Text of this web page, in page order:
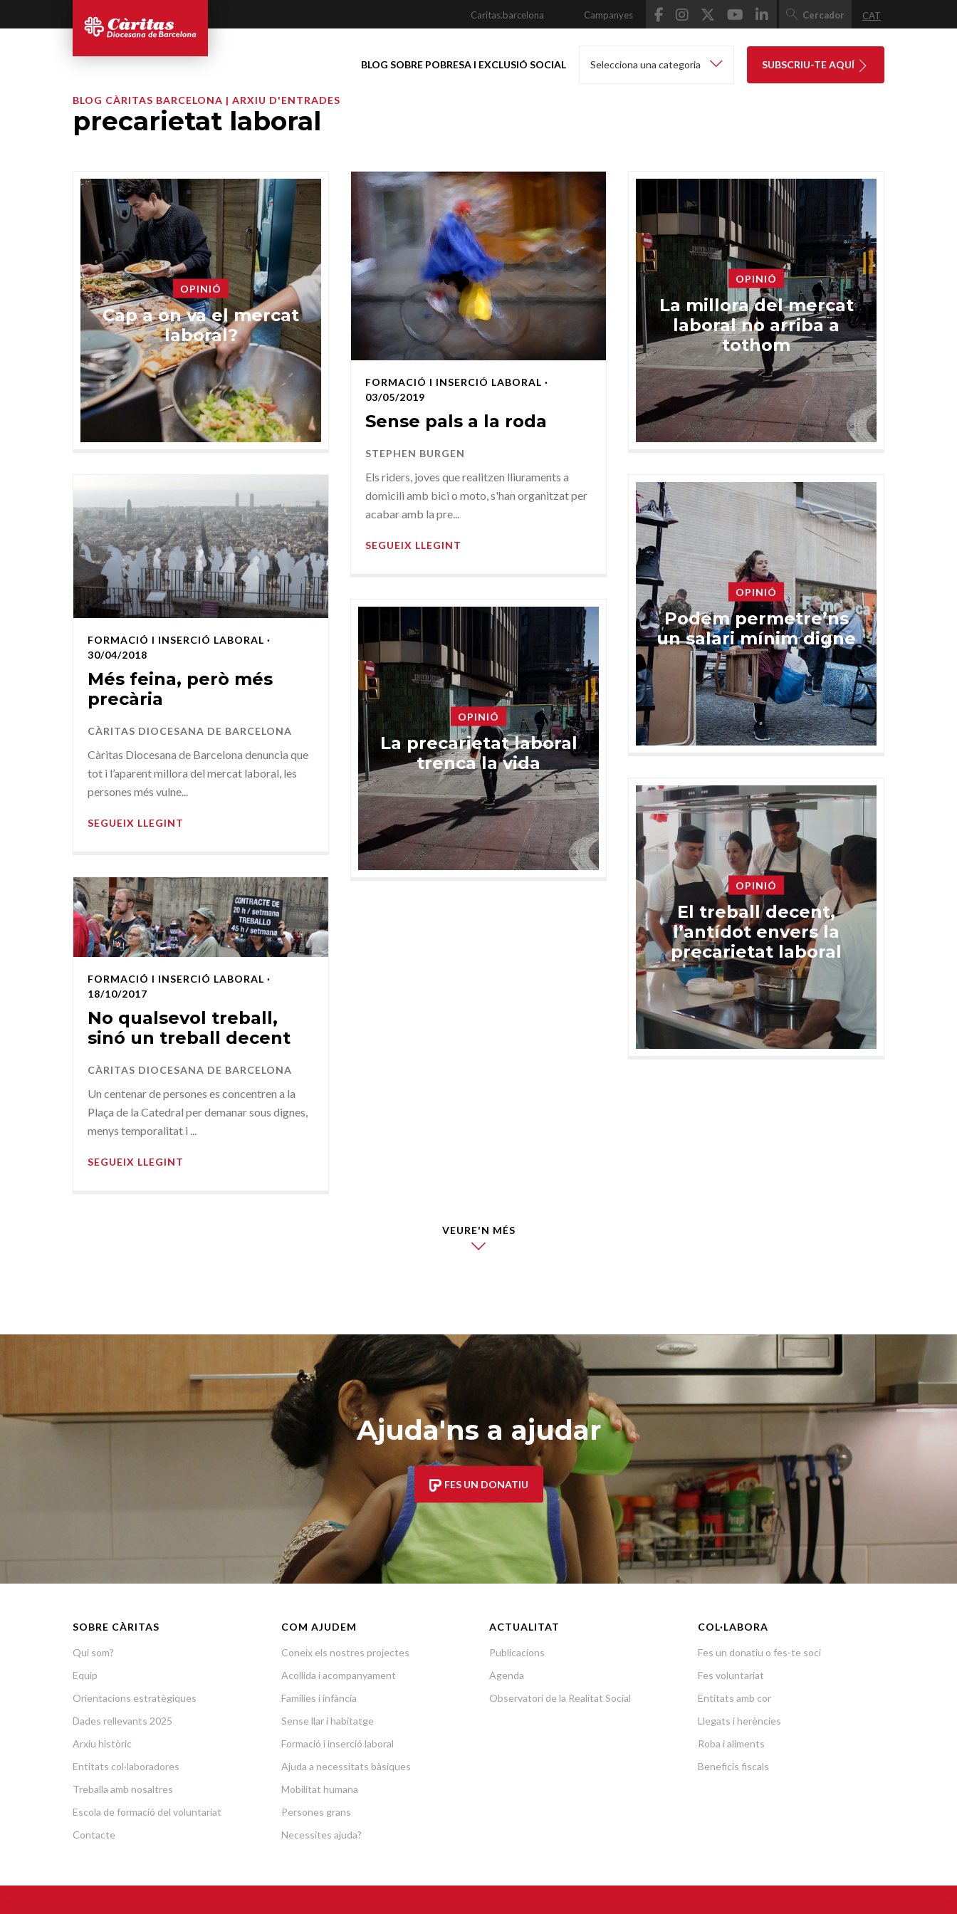
Caritas.barcelona Campanyes Cercador CAT
BLOG SOBRE POBRESA I EXCLUSIÓ SOCIAL Selecciona una categoria SUBSCRIU-TE AQUÍ
BLOG CÀRITAS BARCELONA | ARXIU D'ENTRADES
precarietat laboral
OPINIÓ
Cap a on va el mercat
laboral?
FORMACIÓ I INSERCIÓ LABORAL ·
03/05/2019
Sense pals a la roda
STEPHEN BURGEN
Els riders, joves que realitzen lliuraments a
domicili amb bici o moto, s'han organitzat per
acabar amb la pre...
SEGUEIX LLEGINT
OPINIÓ
La millora del mercat
laboral no arriba a
tothom
FORMACIÓ I INSERCIÓ LABORAL ·
30/04/2018
Més feina, però més
precària
CÀRITAS DIOCESANA DE BARCELONA
Càritas Diocesana de Barcelona denuncia que
tot i l’aparent millora del mercat laboral, les
persones més vulne...
SEGUEIX LLEGINT
OPINIÓ
Podem permetre’ns
un salari mínim digne
OPINIÓ
La precarietat laboral
trenca la vida
OPINIÓ
El treball decent,
l’antídot envers la
precarietat laboral
FORMACIÓ I INSERCIÓ LABORAL ·
18/10/2017
No qualsevol treball,
sinó un treball decent
CÀRITAS DIOCESANA DE BARCELONA
Un centenar de persones es concentren a la
Plaça de la Catedral per demanar sous dignes,
menys temporalitat i ...
SEGUEIX LLEGINT
VEURE'N MÉS
Ajuda'ns a ajudar
FES UN DONATIU
SOBRE CÀRITAS
Qui som?
Equip
Orientacions estratègiques
Dades rellevants 2025
Arxiu històric
Entitats col·laboradores
Treballa amb nosaltres
Escola de formació del voluntariat
Contacte
COM AJUDEM
Coneix els nostres projectes
Acollida i acompanyament
Famílies i infància
Sense llar i habitatge
Formació i inserció laboral
Ajuda a necessitats bàsiques
Mobilitat humana
Persones grans
Necessites ajuda?
ACTUALITAT
Publicacions
Agenda
Observatori de la Realitat Social
COL·LABORA
Fes un donatiu o fes-te soci
Fes voluntariat
Entitats amb cor
Llegats i herències
Roba i aliments
Beneficis fiscals